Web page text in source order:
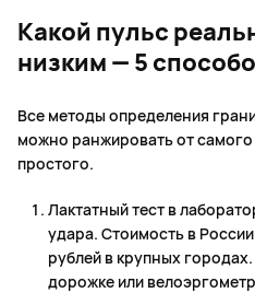
Какой пульс
низким — 5
Все методы определения
можно ранжировать от
простого.
Лактатный тест в
удара. Стоимость в
рублей в крупных
дорожке или